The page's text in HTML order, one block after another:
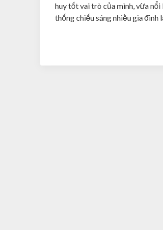
huy tốt vai trò của mình, vừa
thống chiếu sáng nhiều gia đình